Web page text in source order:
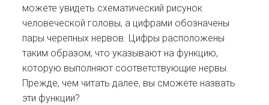
можете увидеть схематический рисунок
человеческой головы, а цифрами обозначены
пары черепных нервов. Цифры расположены
таким образом, что указывают на функцию,
которую выполняют соответствующие нервы.
Прежде, чем читать далее, вы сможете назвать
эти функции?